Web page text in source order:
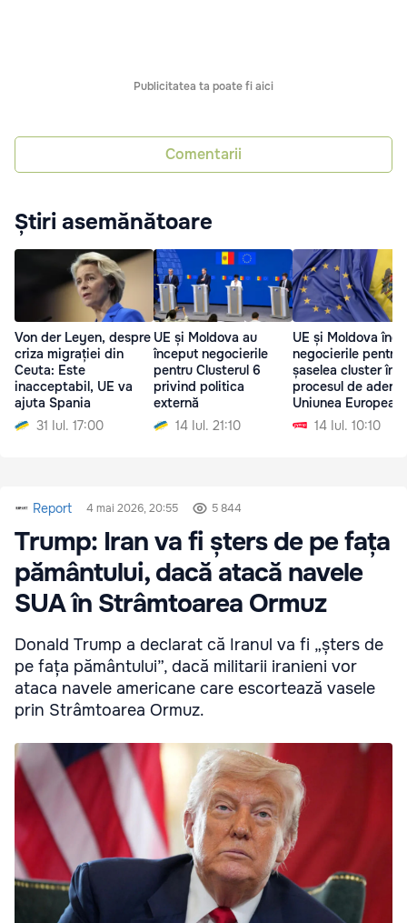
Publicitatea ta poate fi aici
Comentarii
Știri asemănătoare
Von der Leyen, despre
criza migrației din
Ceuta: Este
inacceptabil, UE va
ajuta Spania
31 Iul. 17:00
UE și Moldova au
început negocierile
pentru Clusterul 6
privind politica
externă
14 Iul. 21:10
UE și Moldova
negocierile pentru
șaselea cluster în
procesul de
Uniunea
14 Iul. 10:10
Report 4 mai 2026, 20:55 5 844
Trump: Iran va fi șters de pe fața
pământului, dacă atacă navele
SUA în Strâmtoarea Ormuz
Donald Trump a declarat că Iranul va fi „șters de
pe fața pământului”, dacă militarii iranieni vor
ataca navele americane care escortează vasele
prin Strâmtoarea Ormuz.